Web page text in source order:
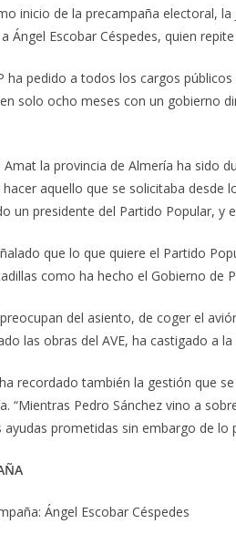
inicio de la precampaña electoral,
Ángel Escobar Céspedes, quien
ha pedido a todos los cargos
solo ocho meses con un gobierno
la provincia de Almería ha sido
aquello que se solicitaba desde
un presidente del Partido Popular, y
que lo que quiere el Partido
como ha hecho el Gobierno de
del asiento, de coger el
las obras del AVE, ha castigado a
recordado también la gestión que
“Mientras Pedro Sánchez vino a
prometidas sin embargo de
Ángel Escobar Céspedes